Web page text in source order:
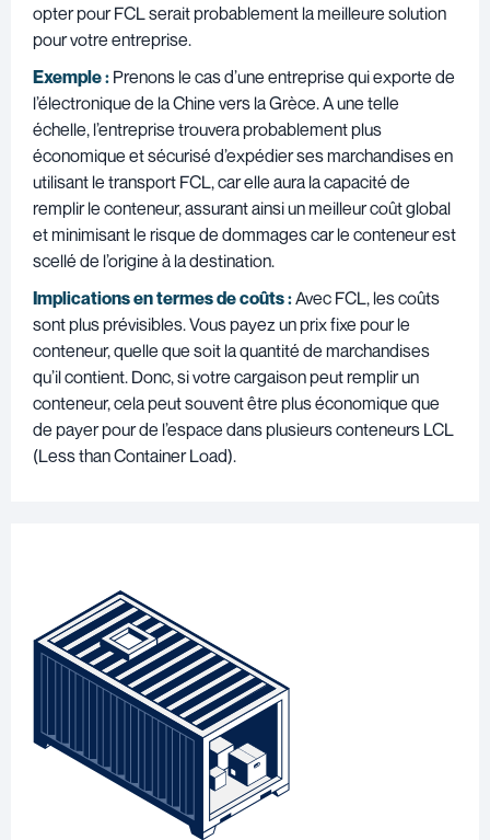
opter pour FCL serait probablement la meilleure solution
pour votre entreprise.
Exemple : Prenons le cas d’une entreprise qui exporte de
l’électronique de la Chine vers la Grèce. A une telle
échelle, l’entreprise trouvera probablement plus
économique et sécurisé d’expédier ses marchandises en
utilisant le transport FCL, car elle aura la capacité de
remplir le conteneur, assurant ainsi un meilleur coût global
et minimisant le risque de dommages car le conteneur est
scellé de l’origine à la destination.
Implications en termes de coûts :Avec FCL, les coûts
sont plus prévisibles. Vous payez un prix fixe pour le
conteneur, quelle que soit la quantité de marchandises
qu’il contient. Donc, si votre cargaison peut remplir un
conteneur, cela peut souvent être plus économique que
de payer pour de l’espace dans plusieurs conteneurs LCL
(Less than Container Load).